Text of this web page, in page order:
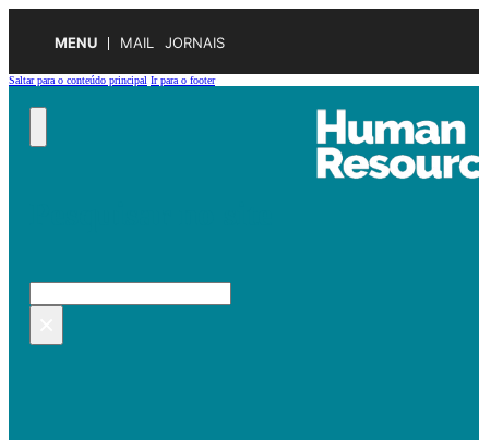
MENU MAIL JORNAIS
Saltar para o conteúdo principal Ir para o footer
Pesquisar